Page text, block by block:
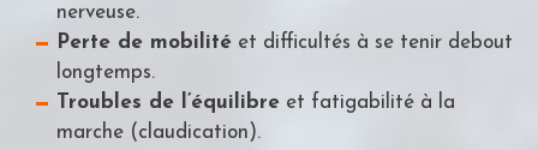
nerveuse.
Perte de mobilité et difficultés à se tenir debout
longtemps.
Troubles de l’équilibre et fatigabilité à la
marche (claudication).